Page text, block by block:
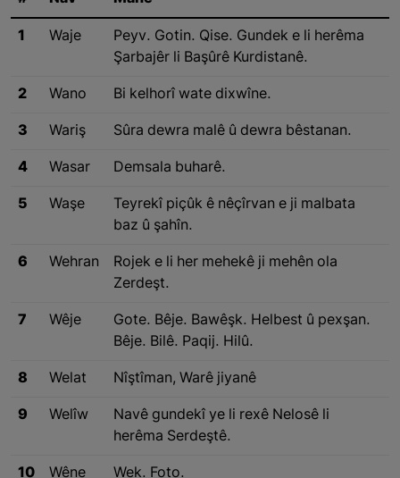
1 Waje
Peyv. Gotin. Qise. Gundek e li herêma
Şarbajêr li Başûrê Kurdistanê.
2 Wano Bi kelhorî wate dixwîne.
3 Wariş Sûra dewra malê û dewra bêstanan.
4 Wasar Demsala buharê.
5 Waşe
Teyrekî piçûk ê nêçîrvan e ji malbata
baz û şahîn.
6 Wehran
Rojek e li her mehekê ji mehên ola
Zerdeşt.
7 Wêje
Gote. Bêje. Bawêşk. Helbest û pexşan.
Bêje. Bilê. Paqij. Hilû.
8 Welat Nîştîman, Warê jiyanê
9 Welîw
Navê gundekî ye li rexê Nelosê li
herêma Serdeştê.
10 Wêne Wek. Foto.